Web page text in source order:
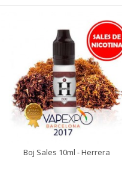
Boj Sales 10ml - Herrera